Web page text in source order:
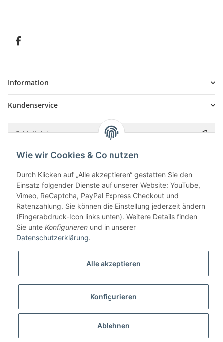
Information
Kundenservice
Bitte senden Sie mir entsprechend IhrerDatenschutzerklärung
* Alle Preise inkl. gesetzlicher USt., zzgl.
Besucherzähler: 5845469
UmsetzungVlarom E-Commerce Agentur| Powered byJTL-Shop|
CLEARIX JTL-Shop Template
Wie wir Cookies & Co nutzen
Durch Klicken auf „Alle akzeptieren“ gestatten Sie den
Einsatz folgender Dienste auf unserer Website: YouTube,
Vimeo, ReCaptcha, PayPal Express Checkout und
Ratenzahlung. Sie können die Einstellung jederzeit ändern
(Fingerabdruck-Icon links unten). Weitere Details finden
Sie unte Konfigurieren und in unserer
Datenschutzerklärung.
Alle akzeptieren
Konfigurieren
Ablehnen